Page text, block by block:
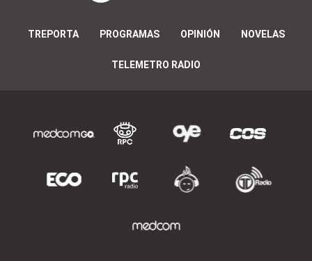
TREPORTA PROGRAMAS OPINIÓN NOVELAS
TELEMETRO RADIO